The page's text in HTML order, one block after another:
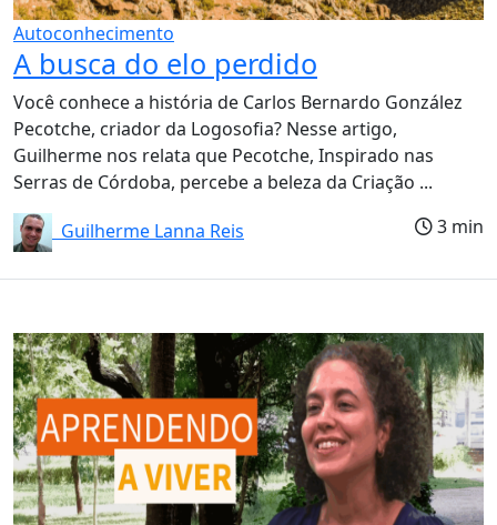
Autoconhecimento
A busca do elo perdido
Você conhece a história de Carlos Bernardo González
Pecotche, criador da Logosofia? Nesse artigo,
Guilherme nos relata que Pecotche, Inspirado nas
Serras de Córdoba, percebe a beleza da Criação ...
Guilherme Lanna Reis
3 min